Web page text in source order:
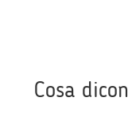
Cosa